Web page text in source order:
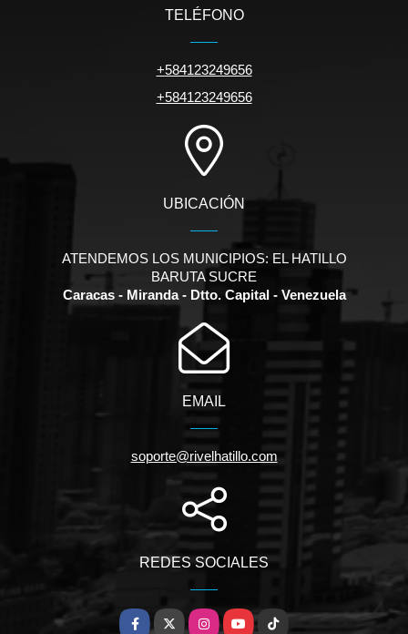
TELÉFONO
+584123249656
+584123249656
UBICACIÓN
ATENDEMOS LOS MUNICIPIOS: EL HATILLO
BARUTA SUCRE
Caracas - Miranda - Dtto. Capital - Venezuela
EMAIL
soporte@rivelhatillo.com
REDES SOCIALES
Facebook
X InstagramYouTubeTikTok